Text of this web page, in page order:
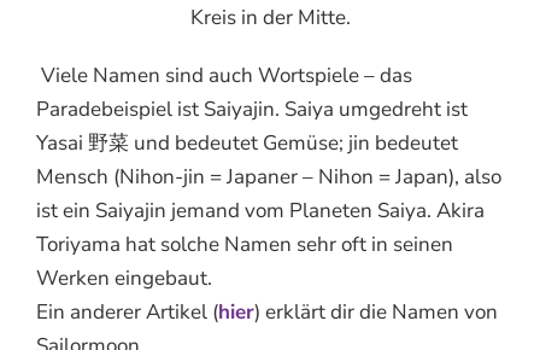
Kreis in der Mitte.
Viele Namen sind auch Wortspiele – das
Paradebeispiel ist Saiyajin. Saiya umgedreht ist
Yasai 野菜 und bedeutet Gemüse; jin bedeutet
Mensch (Nihon-jin = Japaner – Nihon = Japan), also
ist ein Saiyajin jemand vom Planeten Saiya. Akira
Toriyama hat solche Namen sehr oft in seinen
Werken eingebaut.
Ein anderer Artikel (hier) erklärt dir die Namen von